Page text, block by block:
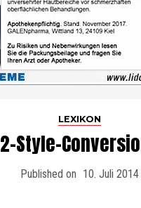
LEXIKON
2-Style-
Published on 10. Juli 2014